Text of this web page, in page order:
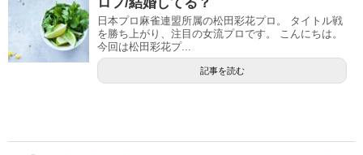
日本プロ麻雀連盟所属の松田彩花プロ。 タイトル戦
を勝ち上がり、注目の女流プロです。 こんにちは。
今回は松田彩花プ...
記事を読む